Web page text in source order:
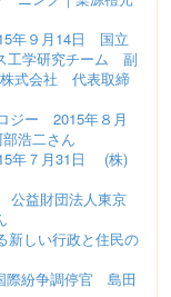
年９月14日 国立
工学研究チーム 副
式会社 代表取締
ジー 2015年８月
浩二さん
年７月31日 (株)
益財団法人東京
しい行政と住民の
紛争調停官 島田